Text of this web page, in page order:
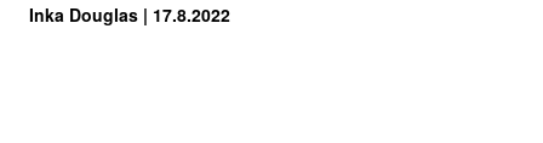
Inka Douglas | 17.8.2022